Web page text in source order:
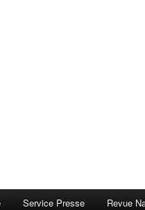
Service Presse Revue